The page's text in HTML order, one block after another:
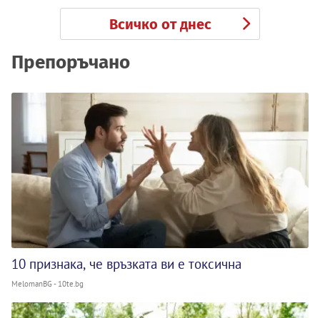
Всичко от днес
Препоръчано
10 признака, че връзката ви е токсична
MelomanBG - 10te.bg